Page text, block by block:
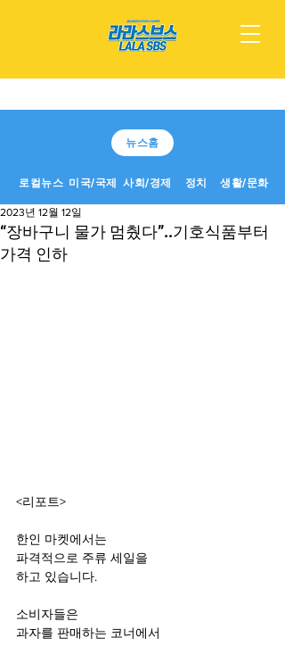
뉴스홈
로컬뉴스 미국/국제 사회/경제 정치 생활/문화
“장바구니 물가 멈췄다”..기호식품부터
가격 인하
2023년 12월 12일
<리포트>
한인 마켓에서는
파격적으로 주류 세일을
하고 있습니다.
소비자들은
과자를 판매하는 코너에서